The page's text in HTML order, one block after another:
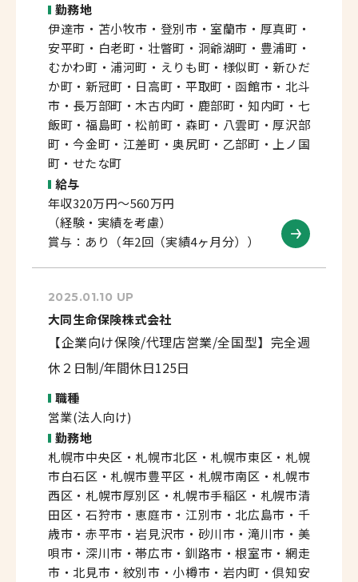
勤務地
伊達市・苫小牧市・登別市・室蘭市・厚真町・
安平町・白老町・壮瞥町・洞爺湖町・豊浦町・
むかわ町・浦河町・えりも町・様似町・新ひだ
か町・新冠町・日高町・平取町・函館市・北斗
市・長万部町・木古内町・鹿部町・知内町・七
飯町・福島町・松前町・森町・八雲町・厚沢部
町・今金町・江差町・奥尻町・乙部町・上ノ国
町・せたな町
給与
年収320万円～560万円
（経験・実績を考慮）
賞与：あり（年2回（実績4ヶ月分））
2025.01.10 UP
大同生命保険株式会社
【企業向け保険/代理店営業/全国型】完全週
休２日制/年間休日125日
職種
営業(法人向け)
勤務地
札幌市中央区・札幌市北区・札幌市東区・札幌
市白石区・札幌市豊平区・札幌市南区・札幌市
西区・札幌市厚別区・札幌市手稲区・札幌市清
田区・石狩市・恵庭市・江別市・北広島市・千
歳市・赤平市・岩見沢市・砂川市・滝川市・美
唄市・深川市・帯広市・釧路市・根室市・網走
市・北見市・紋別市・小樽市・岩内町・倶知安